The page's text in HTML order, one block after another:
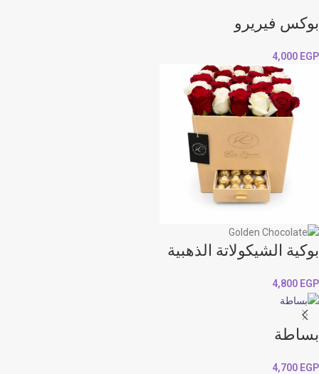
بوكس فيريرو
4,000 EGP
بوكية الشيكولاتة الذهبية
4,800 EGP
بساطة
4,700 EGP